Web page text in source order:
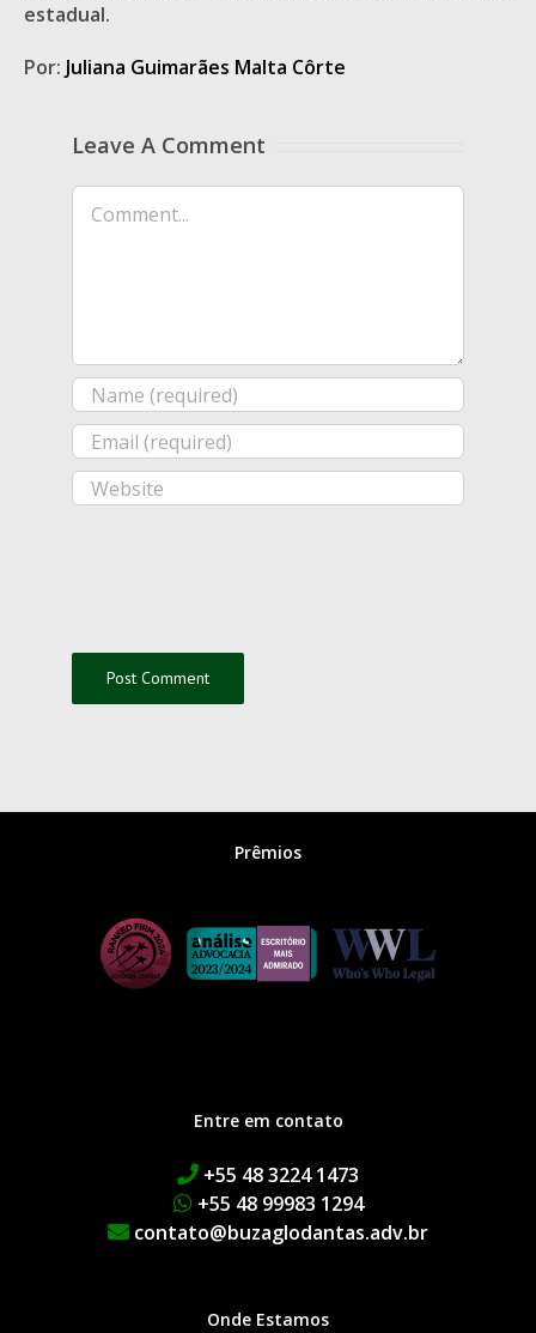
estadual.
Por: Juliana Guimarães Malta Côrte
Leave A Comment
Comment
Prêmios
Entre em contato
+55 48 3224 1473
+55 48 99983 1294
contato@buzaglodantas.adv.br
Onde Estamos